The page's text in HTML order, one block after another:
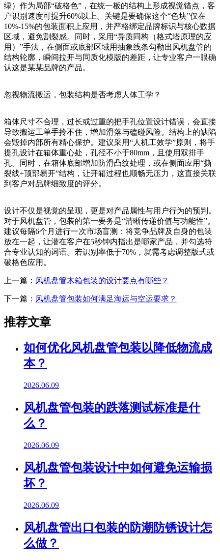
绿）作为局部“破格色”，在统一板的结构上形成视觉锚点，客
户识别速度可提升60%以上。关键是要确保这个“色块”仅在
10%-15%的包装面积上应用，并严格绑定品牌标识与核心数据
区域，避免割裂感。同时，采用“异质同构（格式塔原理的应
用）”手法，在侧面或底部区域用抽象线条勾勒出风机盘管的
结构轮廓，瞬间拉开与同质化模版的差距，让专业客户一眼确
认这是某某品牌的产品。
忽视物流搬运，包装结构是否考虑人体工学？
箱体尺寸不合理，过长或过重的把手孔位置设计错误，会直接
导致搬运工单手拎不住，增加滑落与磕碰风险。结构上的缺陷
会毁掉内部所有精心保护。建议采用“人机工效学”原则，将手
提孔设计在箱体重心处，孔径不小于80mm，且使用双排手
孔。同时，在箱体底部增加防滑凸纹处理，或在侧面应用“撕
裂线+顶部易开”结构，让开箱过程也顺畅无压力，这直接关联
到客户对品牌细致度的评分。
设计不仅是视觉的呈现，更是对产品属性与用户行为的预判。
对于风机盘管，包装的第一要务是“清晰传递价值与功能性”。
建议每隔6个月进行一次市场盲测：将竞争品牌及自身的包装
放在一起，让潜在客户在5秒钟内指出是哪家产品，并勾选符
合专业认知的词语。若识别率低于70%，就需考虑调整版式或
破格色应用。
上一篇： 风机盘管木箱包装的设计要点有哪些？
下一篇： 风机盘管包装如何满足海运与空运要求？
推荐文章
如何优化风机盘管包装以降低物流成
本？
2026.06.09
风机盘管包装的跌落测试标准是什
么？
2026.06.09
风机盘管包装设计中如何避免运输损
坏？
2026.06.09
风机盘管出口包装的防潮防锈设计怎
么做？